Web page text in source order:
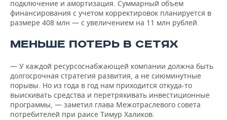
подключение и амортизация. Суммарный объем
финансирования с учетом корректировок планируется в
размере 408 млн — с увеличением на 11 млн рублей.
МЕНЬШЕ ПОТЕРЬ В СЕТЯХ
— У каждой ресурсоснабжающей компании должна быть
долгосрочная стратегия развития, а не сиюминутные
порывы. Но из года в год нам приходится откуда-то
выискивать средства и перетряхивать инвестиционные
программы, — заметил глава Межотраслевого совета
потребителей при раисе Тимур Халиков.